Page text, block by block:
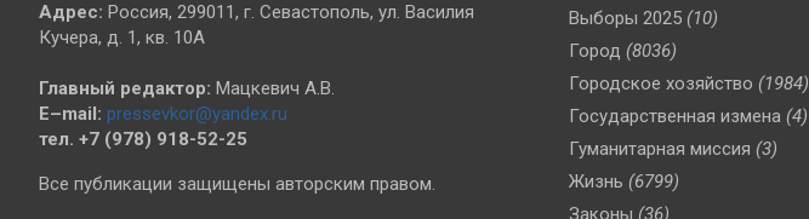
Адрес: Россия, 299011, г. Севастополь, ул. Василия
Кучера, д. 1, кв. 10А
Главный редактор: Мацкевич А.В.
E–mail: pressevkor@yandex.ru
тел. +7 (978) 918-52-25
Все публикации защищены авторским правом.
Выборы 2025 (10)
Город (8036)
Городское хозяйство (1984)
Государственная измена (4)
Гуманитарная миссия (3)
Жизнь (6799)
Законы (36)